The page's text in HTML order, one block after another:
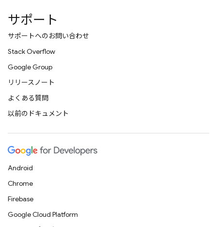
サポート
サポートへのお問い合わせ
Stack Overflow
Google Group
リリースノート
よくある質問
以前のドキュメント
Android
Chrome
Firebase
Google Cloud Platform